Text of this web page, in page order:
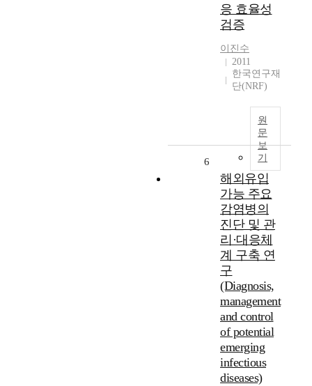
응 효율성
검증
이진수
2011
한국연구재
단(NRF)
원
문
보
기
6
해외유입
가능 주요
감염병의
진단 및 관
리·대응체
계 구축 연
구
(Diagnosis,
management
and control
of potential
emerging
infectious
diseases)